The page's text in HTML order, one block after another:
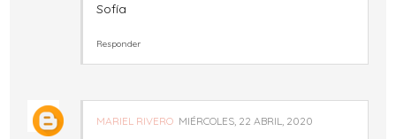
Sofía
Responder
MARIEL RIVERO MIÉRCOLES, 22 ABRIL, 2020